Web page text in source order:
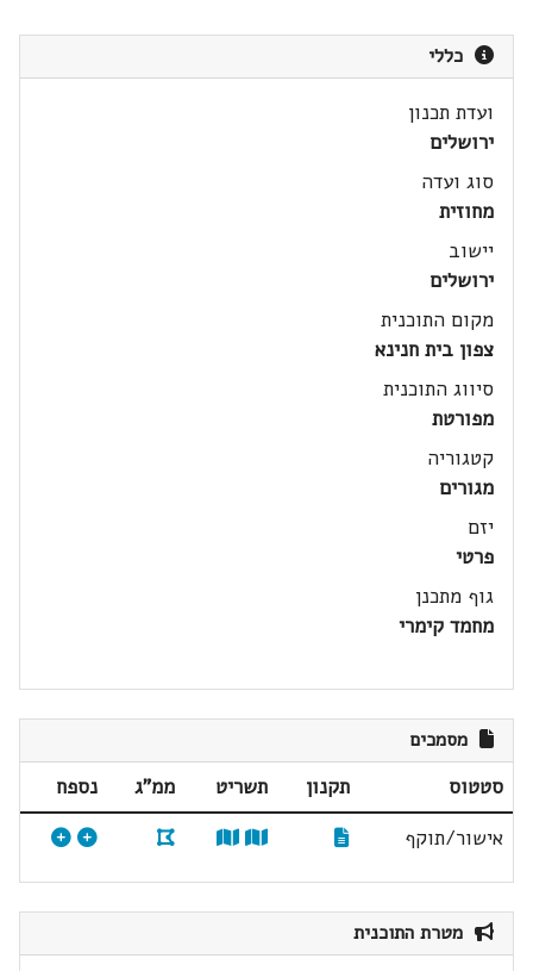
כללי
ועדת תכנון
ירושלים
סוג ועדה
מחוזית
יישוב
ירושלים
מקום התוכנית
צפון בית חנינא
סיווג התוכנית
מפורטת
קטגוריה
מגורים
יזם
פרטי
גוף מתכנן
מחמד קימרי
מסמכים
סטטוס תקנון תשריט ממ"ג
נספח
אישור/תוקף
מטרת התוכנית